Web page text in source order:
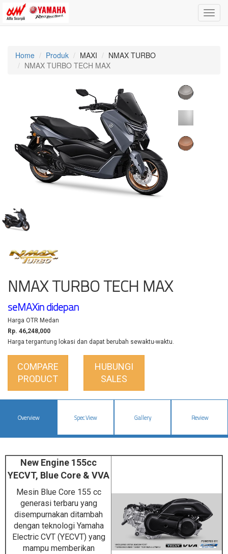
Toggle
Home Produk MAXI
NMAX TURBO
NMAX TURBO TECH MAX
NMAX TURBO TECH MAX
seMAXin didepan
Harga OTR Medan
Rp. 46,248,000
Harga tergantung lokasi dan dapat berubah sewaktu-waktu.
COMPARE
PRODUCT
HUBUNGI
SALES
Overview Spec View Gallery Review
New Engine 155cc
YECVT, Blue Core & VVA
Mesin Blue Core 155 cc
generasi terbaru yang
disempurnakan ditambah
dengan teknologi Yamaha
Electric CVT (YECVT) yang
mampu memberikan